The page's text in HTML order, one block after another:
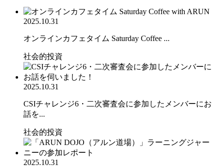
2025.10.31
オンラインカフェタイム Saturday Coffee ...
社会的投資
2025.10.31
CSIチャレンジ6・二次審査会に参加したメンバーにお
話を...
社会的投資
2025.10.31